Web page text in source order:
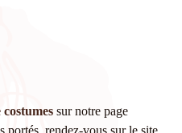
costumessur notre page
portés, rendez-vous sur le site